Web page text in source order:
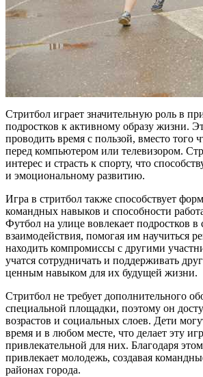
Стритбол играет значительную роль в
подростков к активному образу жизни.
проводить время с пользой, вместо того
перед компьютером или телевизором.
интерес и страсть к спорту, что
и эмоциональному развитию.
Игра в стритбол также способствует
командных навыков и способности
Футбол на улице вовлекает подростков в
взаимодействия, помогая им научиться
находить компромиссы с другими
учатся сотрудничать и поддерживать
ценным навыком для их будущей жизни.
Стритбол не требует дополнительного
специальной площадки, поэтому он
возрастов и социальных слоев. Дети
время и в любом месте, что делает эту
привлекательной для них. Благодаря
привлекает молодежь, создавая
районах города.